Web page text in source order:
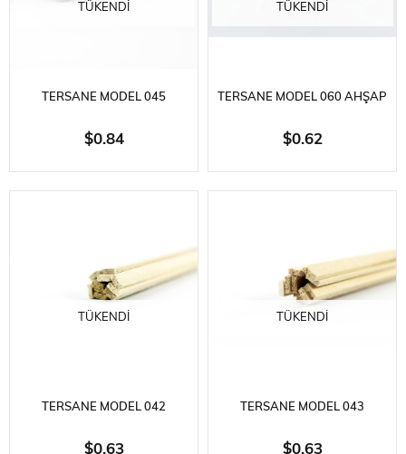
TÜKENDI
TERSANE MODEL 045
2X6X500 MM. MAUN SARMA
$0.84
TÜKENDI
TERSANE MODEL 060 AHŞAP
FIÇI, YÜKSEKLIK=32 MM., ÇAP=
$0.62
TÜKENDI
TERSANE MODEL 042
2X5X500 MM. IHLAMUR
$0.63
TÜKENDI
TERSANE MODEL 043
2X6X500 MM. IHLAMUR
$0.63